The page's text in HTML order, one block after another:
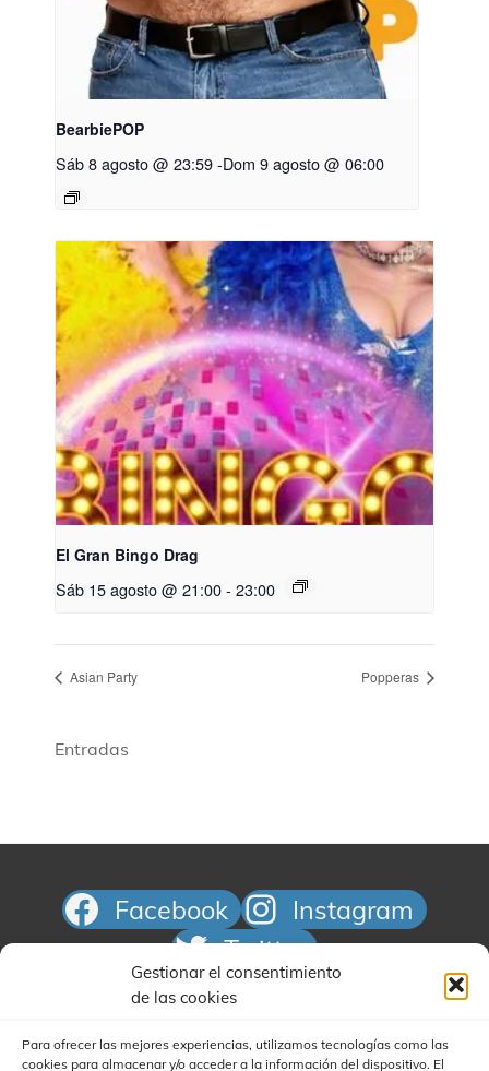
Gestionar el consentimiento
de las cookies
Para ofrecer las mejores experiencias, utilizamos tecnologías como las
cookies para almacenar y/o acceder a la información del dispositivo. El
BearbiePOP
Sáb 8 agosto @ 23:59-Dom 9 agosto @ 06:00
El Gran Bingo Drag
Sáb 15 agosto @ 21:00- 23:00
Asian Party Popperas
Entradas
Facebook
Instagram
Twitter
Correo electrónico